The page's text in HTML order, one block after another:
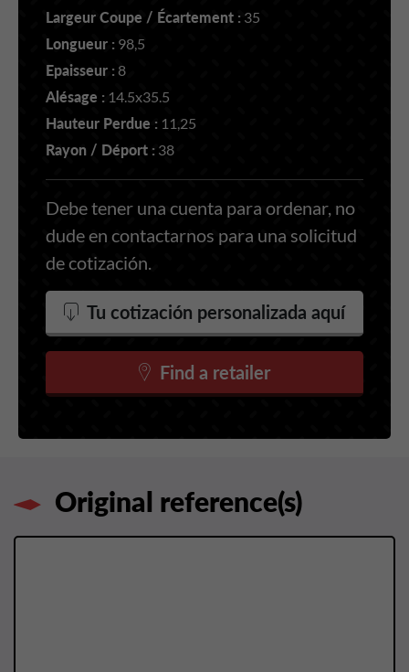
Largeur Coupe / Écartement : 35
Longueur : 98,5
Epaisseur : 8
Alésage : 14.5x35.5
Hauteur Perdue : 11,25
Rayon / Déport : 38
Debe tener una cuenta para ordenar, no
dude en contactarnos para una solicitud
de cotización.
Tu cotización personalizada aquí
Find a retailer
Original reference(s)